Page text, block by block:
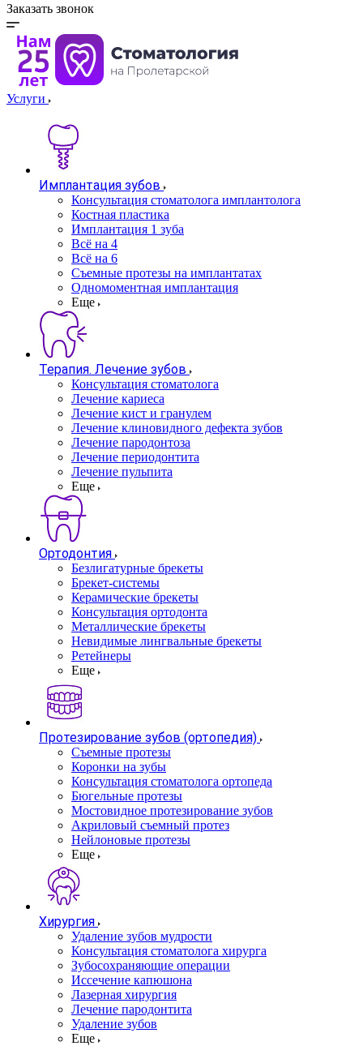
Заказать звонок
Услуги
Имплантация зубов
Консультация стоматолога имплантолога
Костная пластика
Имплантация 1 зуба
Всё на 4
Всё на 6
Съемные протезы на имплантатах
Одномоментная имплантация
Еще
Терапия. Лечение зубов
Консультация стоматолога
Лечение кариеса
Лечение кист и гранулем
Лечение клиновидного дефекта зубов
Лечение пародонтоза
Лечение периодонтита
Лечение пульпита
Еще
Ортодонтия
Безлигатурные брекеты
Брекет-системы
Керамические брекеты
Консультация ортодонта
Металлические брекеты
Невидимые лингвальные брекеты
Ретейнеры
Еще
Протезирование зубов (ортопедия)
Съемные протезы
Коронки на зубы
Консультация стоматолога ортопеда
Бюгельные протезы
Мостовидное протезирование зубов
Акриловый съемный протез
Нейлоновые протезы
Еще
Хирургия
Удаление зубов мудрости
Консультация стоматолога хирурга
Зубосохраняющие операции
Иссечение капюшона
Лазерная хирургия
Лечение пародонтита
Удаление зубов
Еще